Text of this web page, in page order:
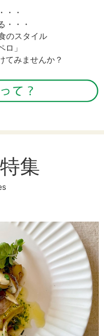
・・
・・・
のスタイル
ロ」
てみませんか？
集